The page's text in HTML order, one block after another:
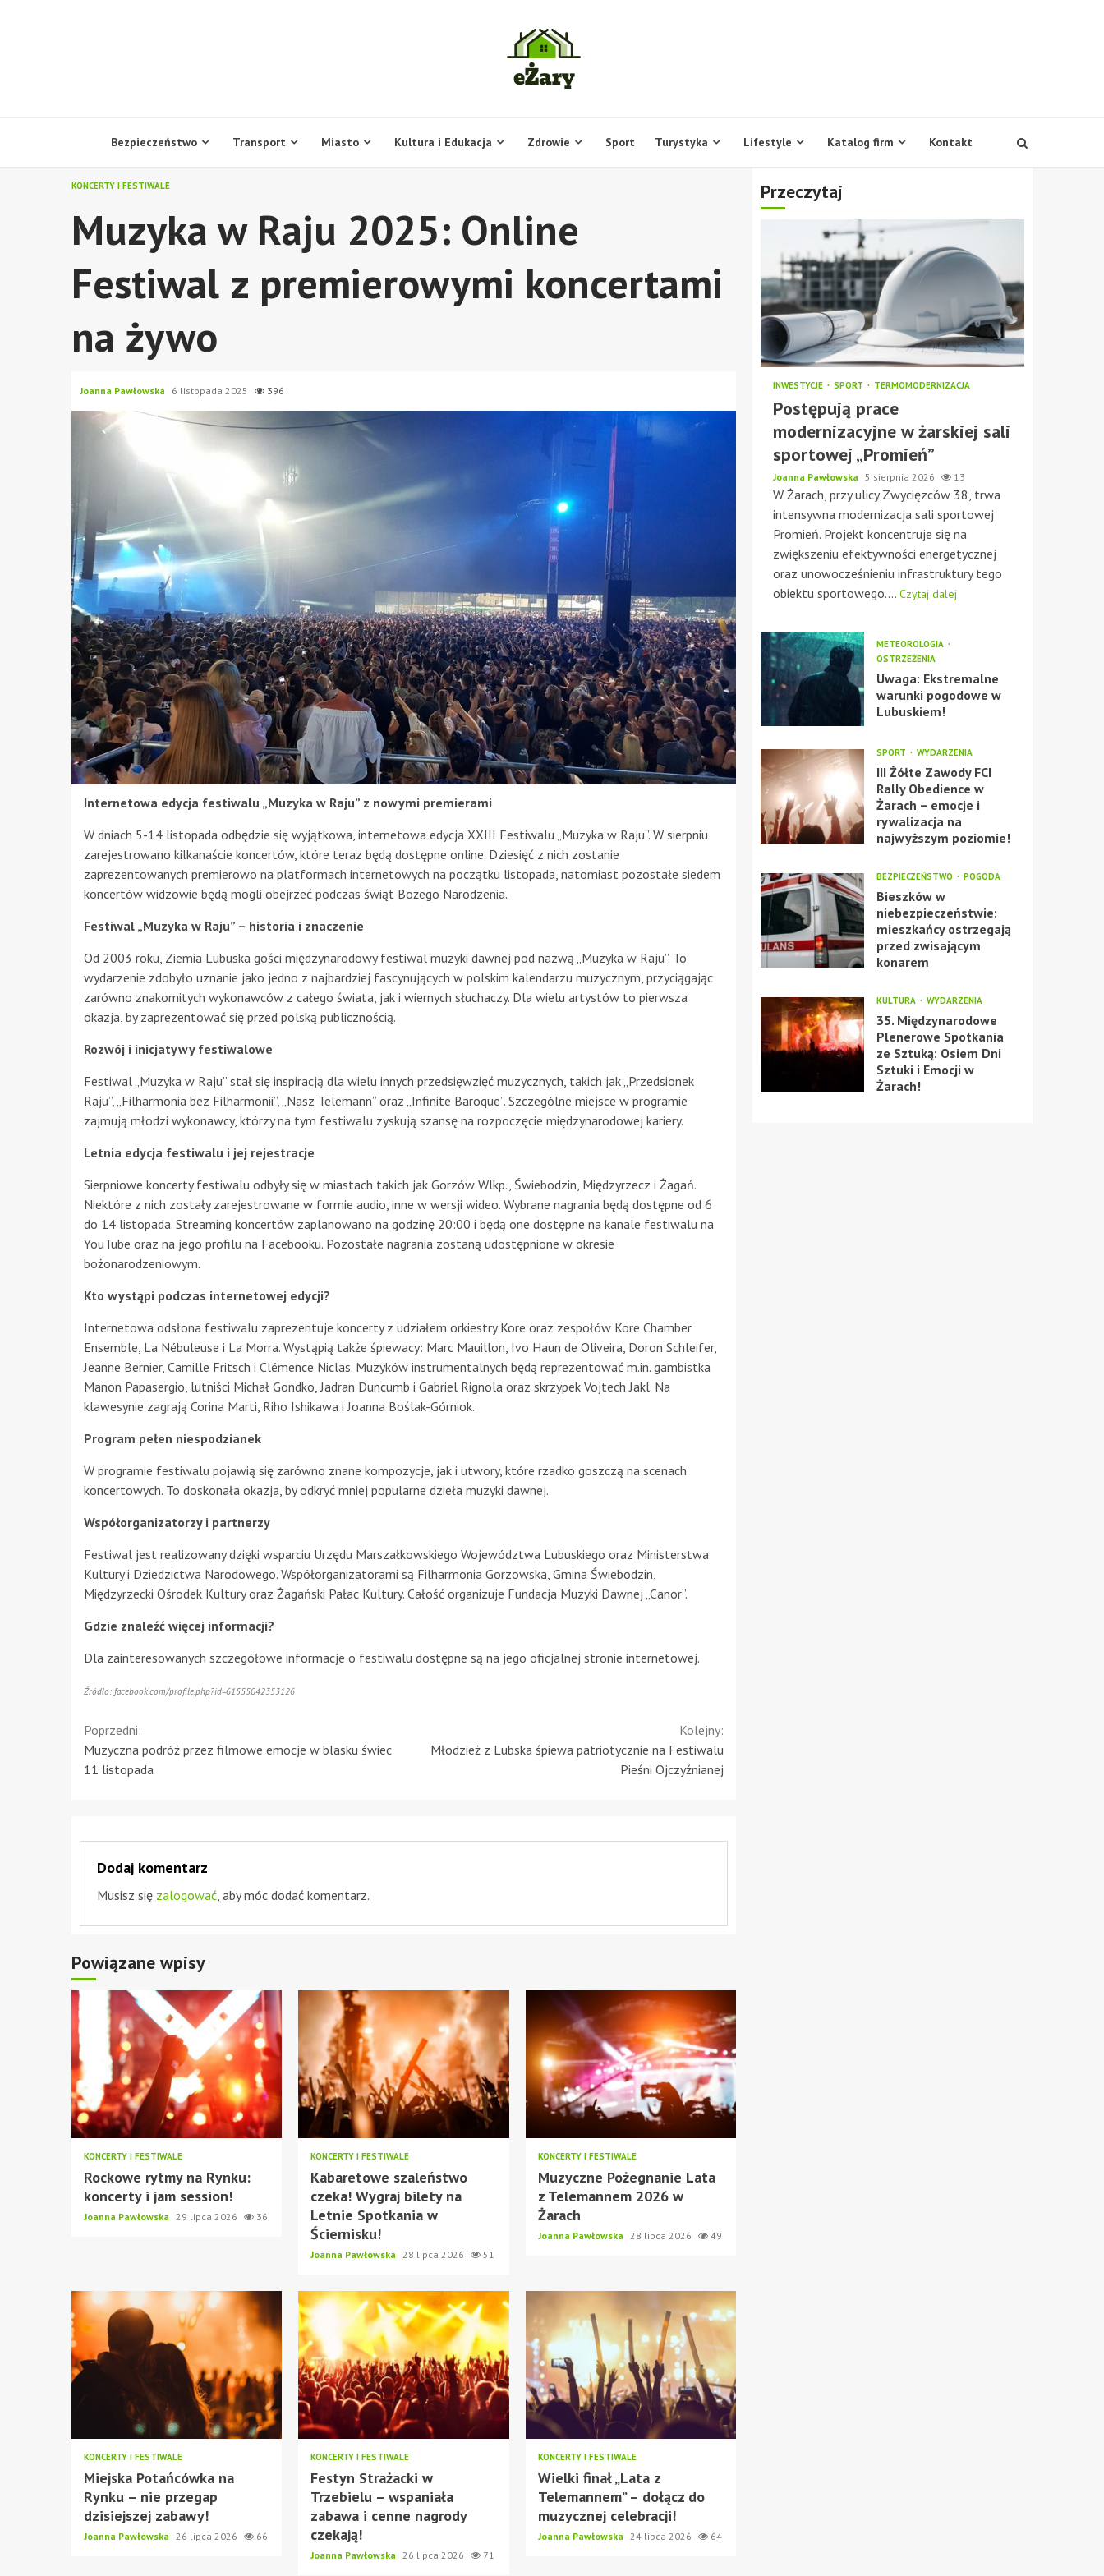
Bezpieczeństwo Transport Miasto Kultura i Edukacja Zdrowie Sport Turystyka Lifestyle Katalog firm Kontakt
KONCERTY I FESTIWALE
Muzyka w Raju 2025: Online
Festiwal z premierowymi koncertami
na żywo
Joanna Pawłowska 6 listopada 2025 396
Internetowa edycja festiwalu „Muzyka w Raju” z nowymi premierami
W dniach 5-14 listopada odbędzie się wyjątkowa, internetowa edycja XXIII Festiwalu „Muzyka w Raju”. W sierpniu
zarejestrowano kilkanaście koncertów, które teraz będą dostępne online. Dziesięć z nich zostanie
zaprezentowanych premierowo na platformach internetowych na początku listopada, natomiast pozostałe siedem
koncertów widzowie będą mogli obejrzeć podczas świąt Bożego Narodzenia.
Festiwal „Muzyka w Raju” – historia i znaczenie
Od 2003 roku, Ziemia Lubuska gości międzynarodowy festiwal muzyki dawnej pod nazwą „Muzyka w Raju”. To
wydarzenie zdobyło uznanie jako jedno z najbardziej fascynujących w polskim kalendarzu muzycznym, przyciągając
zarówno znakomitych wykonawców z całego świata, jak i wiernych słuchaczy. Dla wielu artystów to pierwsza
okazja, by zaprezentować się przed polską publicznością.
Rozwój i inicjatywy festiwalowe
Festiwal „Muzyka w Raju” stał się inspiracją dla wielu innych przedsięwzięć muzycznych, takich jak „Przedsionek
Raju”, „Filharmonia bez Filharmonii”, „Nasz Telemann” oraz „Infinite Baroque”. Szczególne miejsce w programie
zajmują młodzi wykonawcy, którzy na tym festiwalu zyskują szansę na rozpoczęcie międzynarodowej kariery.
Letnia edycja festiwalu i jej rejestracje
Sierpniowe koncerty festiwalu odbyły się w miastach takich jak Gorzów Wlkp., Świebodzin, Międzyrzecz i Żagań.
Niektóre z nich zostały zarejestrowane w formie audio, inne w wersji wideo. Wybrane nagrania będą dostępne od 6
do 14 listopada. Streaming koncertów zaplanowano na godzinę 20:00 i będą one dostępne na kanale festiwalu na
YouTube oraz na jego profilu na Facebooku. Pozostałe nagrania zostaną udostępnione w okresie
bożonarodzeniowym.
Kto wystąpi podczas internetowej edycji?
Internetowa odsłona festiwalu zaprezentuje koncerty z udziałem orkiestry Kore oraz zespołów Kore Chamber
Ensemble, La Nébuleuse i La Morra. Wystąpią także śpiewacy: Marc Mauillon, Ivo Haun de Oliveira, Doron Schleifer,
Jeanne Bernier, Camille Fritsch i Clémence Niclas. Muzyków instrumentalnych będą reprezentować m.in. gambistka
Manon Papasergio, lutniści Michał Gondko, Jadran Duncumb i Gabriel Rignola oraz skrzypek Vojtech Jakl. Na
klawesynie zagrają Corina Marti, Riho Ishikawa i Joanna Boślak-Górniok.
Program pełen niespodzianek
W programie festiwalu pojawią się zarówno znane kompozycje, jak i utwory, które rzadko goszczą na scenach
koncertowych. To doskonała okazja, by odkryć mniej popularne dzieła muzyki dawnej.
Współorganizatorzy i partnerzy
Festiwal jest realizowany dzięki wsparciu Urzędu Marszałkowskiego Województwa Lubuskiego oraz Ministerstwa
Kultury i Dziedzictwa Narodowego. Współorganizatorami są Filharmonia Gorzowska, Gmina Świebodzin,
Międzyrzecki Ośrodek Kultury oraz Żagański Pałac Kultury. Całość organizuje Fundacja Muzyki Dawnej „Canor”.
Gdzie znaleźć więcej informacji?
Dla zainteresowanych szczegółowe informacje o festiwalu dostępne są na jego oficjalnej stronie internetowej.
Źródło: facebook.com/profile.php?id=61555042353126
Continue
Reading
Poprzedni:
Muzyczna podróż przez filmowe emocje w blasku świec
11 listopada
Kolejny:
Młodzież z Lubska śpiewa patriotycznie na Festiwalu
Pieśni Ojczyźnianej
Dodaj komentarz
Musisz się zalogować, aby móc dodać komentarz.
Powiązane wpisy
KONCERTY I FESTIWALE
Rockowe rytmy na Rynku:
koncerty i jam session!
Joanna Pawłowska 29 lipca 2026 36
KONCERTY I FESTIWALE
Kabaretowe szaleństwo
czeka! Wygraj bilety na
Letnie Spotkania w
Ściernisku!
Joanna Pawłowska 28 lipca 2026 51
KONCERTY I FESTIWALE
Muzyczne Pożegnanie Lata
z Telemannem 2026 w
Żarach
Joanna Pawłowska 28 lipca 2026 49
KONCERTY I FESTIWALE
Miejska Potańcówka na
Rynku – nie przegap
dzisiejszej zabawy!
Joanna Pawłowska 26 lipca 2026 66
KONCERTY I FESTIWALE
Festyn Strażacki w
Trzebielu – wspaniała
zabawa i cenne nagrody
czekają!
Joanna Pawłowska 26 lipca 2026 71
KONCERTY I FESTIWALE
Wielki finał „Lata z
Telemannem” – dołącz do
muzycznej celebracji!
Joanna Pawłowska 24 lipca 2026 64
Przeczytaj
INWESTYCJE SPORT TERMOMODERNIZACJA
Postępują prace
modernizacyjne w żarskiej sali
sportowej „Promień”
Joanna Pawłowska 5 sierpnia 2026 13
W Żarach, przy ulicy Zwycięzców 38, trwa
intensywna modernizacja sali sportowej
Promień. Projekt koncentruje się na
zwiększeniu efektywności energetycznej
oraz unowocześnieniu infrastruktury tego
obiektu sportowego.... Czytaj dalej
METEOROLOGIA
OSTRZEŻENIA
Uwaga: Ekstremalne
warunki pogodowe w
Lubuskiem!
SPORT WYDARZENIA
III Żółte Zawody FCI
Rally Obedience w
Żarach – emocje i
rywalizacja na
najwyższym poziomie!
BEZPIECZEŃSTWO POGODA
Bieszków w
niebezpieczeństwie:
mieszkańcy ostrzegają
przed zwisającym
konarem
KULTURA WYDARZENIA
35. Międzynarodowe
Plenerowe Spotkania
ze Sztuką: Osiem Dni
Sztuki i Emocji w
Żarach!